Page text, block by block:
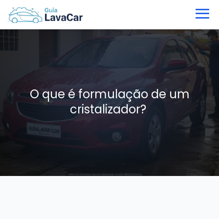
O que é formulação de um
cristalizador?